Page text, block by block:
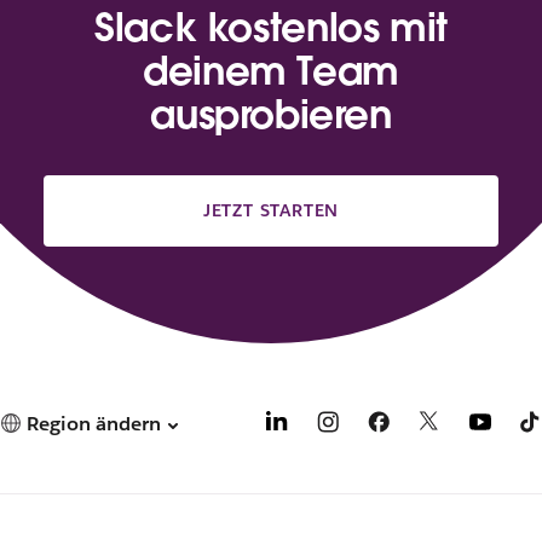
Slack kostenlos mit
deinem Team
ausprobieren
JETZT STARTEN
Region ändern